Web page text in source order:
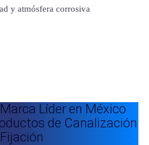
y atmósfera corrosiva
Líder en México
de Canalización